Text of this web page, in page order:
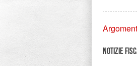
Notizie